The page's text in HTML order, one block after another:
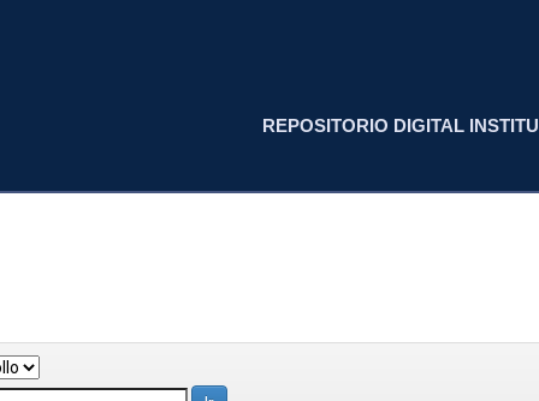
REPOSITORIO DIGITAL